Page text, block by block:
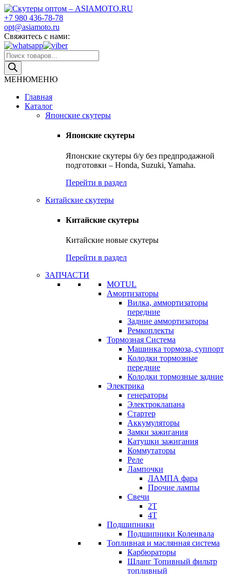
Skip
to
content
Скутеры оптом – ASIAMOTO.RU
Японские и китайские скутеры оптом
+7 980 436-78-78
opt@asiamoto.ru
Свяжитесь с нами:
Поиск
товаров
МЕНЮМЕНЮ
Главная
Каталог
Японские скутеры
Японские скутеры
Японские скутеры б/у без предпродажной
подготовки – Honda, Suzuki, Yamaha.
Перейти в раздел
Китайские скутеры
Китайские скутеры
Китайские новые скутеры
Перейти в раздел
ЗАПЧАСТИ
MOTUL
Амортизаторы
Вилка, аммортизаторы
передние
Задние аммортизаторы
Ремкоплекты
Тормозная Система
Машинка тормоза, суппорт
Колодки тормозные
передние
Колодки тормозные задние
Электрика
генераторы
Электроклапана
Стартер
Аккумуляторы
Замки зажигания
Катушки зажигания
Коммутаторы
Реле
Лампочки
ЛАМПА фара
Прочие лампы
Свечи
2T
4T
Подшипники
Подшипники Коленвала
Топливная и маслянная система
Карбюраторы
Шланг Топивный фильтр
топливный